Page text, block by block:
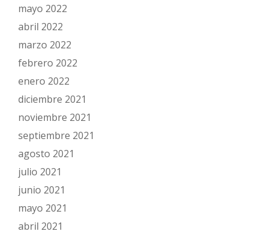
mayo 2022
abril 2022
marzo 2022
febrero 2022
enero 2022
diciembre 2021
noviembre 2021
septiembre 2021
agosto 2021
julio 2021
junio 2021
mayo 2021
abril 2021